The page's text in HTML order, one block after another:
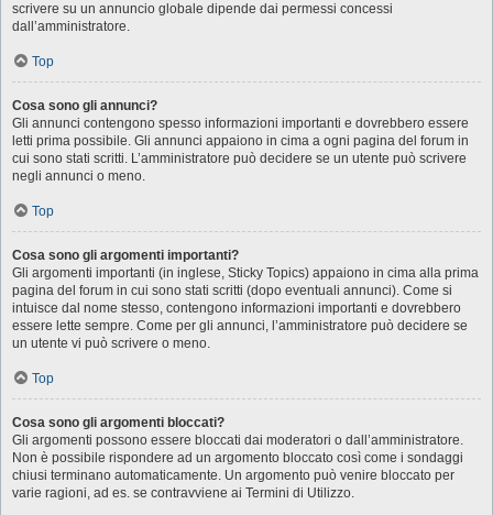
scrivere su un annuncio globale dipende dai permessi concessi
dall’amministratore.
Top
Cosa sono gli annunci?
Gli annunci contengono spesso informazioni importanti e dovrebbero essere
letti prima possibile. Gli annunci appaiono in cima a ogni pagina del forum in
cui sono stati scritti. L’amministratore può decidere se un utente può scrivere
negli annunci o meno.
Top
Cosa sono gli argomenti importanti?
Gli argomenti importanti (in inglese, Sticky Topics) appaiono in cima alla prima
pagina del forum in cui sono stati scritti (dopo eventuali annunci). Come si
intuisce dal nome stesso, contengono informazioni importanti e dovrebbero
essere lette sempre. Come per gli annunci, l’amministratore può decidere se
un utente vi può scrivere o meno.
Top
Cosa sono gli argomenti bloccati?
Gli argomenti possono essere bloccati dai moderatori o dall’amministratore.
Non è possibile rispondere ad un argomento bloccato così come i sondaggi
chiusi terminano automaticamente. Un argomento può venire bloccato per
varie ragioni, ad es. se contravviene ai Termini di Utilizzo.